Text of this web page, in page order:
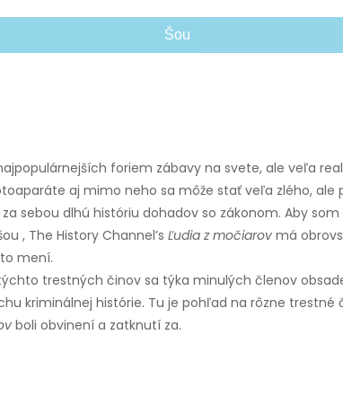
Šou
foriem zábavy na svete, ale veľa
aj mimo neho sa môže stať veľa zlého, ale
sebou dlhú históriu dohadov so zákonom. Aby
, The History Channel’s Ľudia z močiarov má
mení.
trestných činov sa týka minulých členov
kriminálnej histórie. Tu je pohľad na rôzne trestné
boli obvinení a zatknutí za.